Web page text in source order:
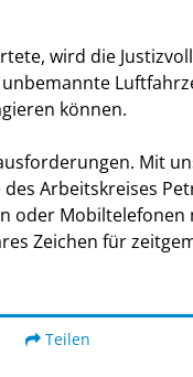
wird die
können.
Mit
Arbeitskreises
oder
Zeichen für
Teilen